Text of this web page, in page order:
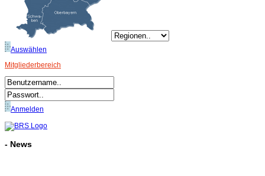
Auswählen
Mitgliederbereich
Anmelden
- News